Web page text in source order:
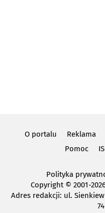
O portalu Reklama
Pomoc
Polityka
Copyright© 2001-
Adres redakcji: ul.